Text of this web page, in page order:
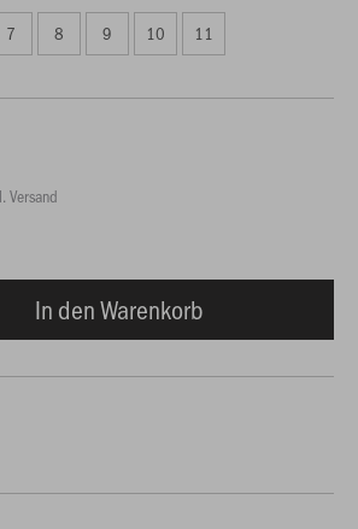
7 8 9 10 11
Versand
In den Warenkorb